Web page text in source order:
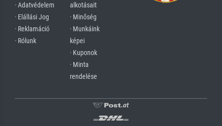
· Adatvédelem
· Elállási Jog
· Reklamáció
· Rólunk
alkotásait
· Minőség
· Munkáink
képei
· Kuponok
· Minta
rendelése